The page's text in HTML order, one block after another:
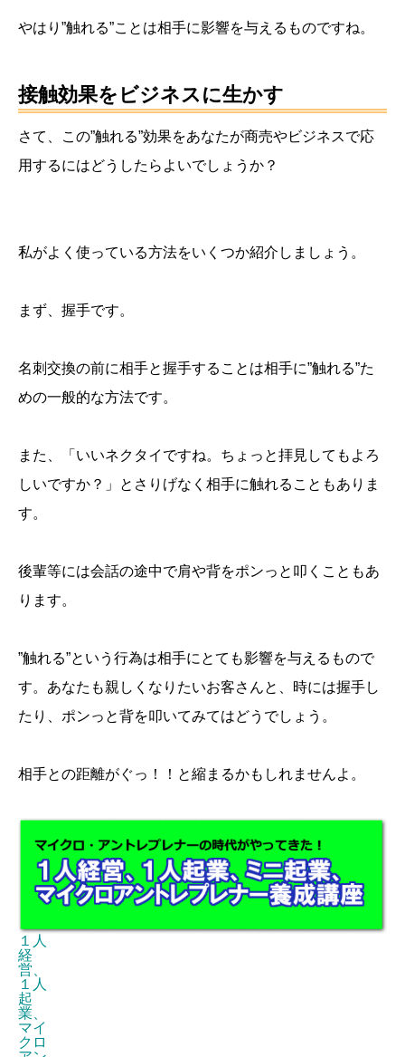
やはり”触れる”ことは相手に影響を与えるものですね。
接触効果をビジネスに生かす
さて、この”触れる”効果をあなたが商売やビジネスで応
用するにはどうしたらよいでしょうか？
私がよく使っている方法をいくつか紹介しましょう。
まず、握手です。
名刺交換の前に相手と握手することは相手に”触れる”た
めの一般的な方法です。
また、「いいネクタイですね。ちょっと拝見してもよろ
しいですか？」とさりげなく相手に触れることもありま
す。
後輩等には会話の途中で肩や背をポンっと叩くこともあ
ります。
”触れる”という行為は相手にとても影響を与えるもので
す。あなたも親しくなりたいお客さんと、時には握手し
たり、ポンっと背を叩いてみてはどうでしょう。
相手との距離がぐっ！！と縮まるかもしれませんよ。
１人
経
営、
１人
起
業、
マイ
クロ